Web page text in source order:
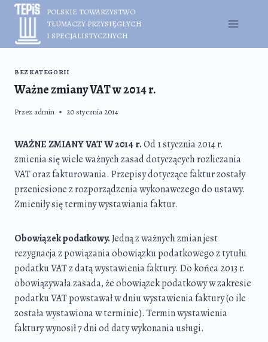
Przejdź
treści
POLSKIE TOWARZYSTWO
TŁUMACZY PRZYSIĘGŁYCH
I SPECJALISTYCZNYCH
BEZ KATEGORII
Ważne zmiany VAT w 2014 r.
Przez admin 20 stycznia 2014
WAŻNE ZMIANY VAT W 2014 r.Od 1 stycznia 2014 r.
zmienia się wiele ważnych zasad dotyczących rozliczania
VAT oraz fakturowania. Przepisy dotyczące faktur zostały
przeniesione z rozporządzenia wykonawczego do ustawy.
Zmieniły się terminy wystawiania faktur.
Obowiązek podatkowy.Jedną z ważnych zmian jest
rezygnacja z powiązania obowiązku podatkowego z tytułu
podatku VAT z datą wystawienia faktury. Do końca 2013 r.
obowiązywała zasada, że obowiązek podatkowy w zakresie
podatku VAT powstawał w dniu wystawienia faktury (o ile
została wystawiona w terminie). Termin wystawienia
faktury wynosił 7 dni od daty wykonania usługi.